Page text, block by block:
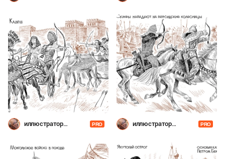
иллюстратор
PRO
иллюстратор
PRO